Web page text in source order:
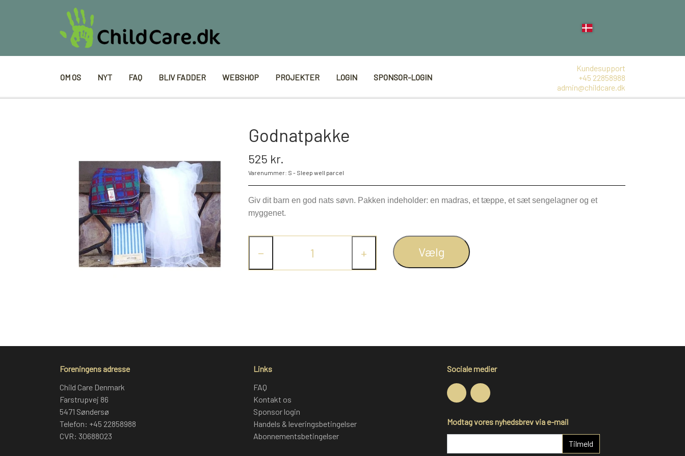
OM OS NYT FAQ BLIV FADDER WEBSHOP PROJEKTER LOGIN SPONSOR-LOGIN
Kundesupport
+45 22858988
admin@childcare.dk
Godnatpakke
525 kr.
Varenummer: S - Sleep well parcel
Giv dit barn en god nats søvn. Pakken indeholder: en madras, et tæppe, et sæt sengelagner og et
myggenet.
− + Vælg
Foreningens adresse
Child Care Denmark
Farstrupvej 86
5471 Søndersø
Telefon: +45 22858988
CVR: 30688023
Links
FAQ
Kontakt os
Sponsor login
Handels & leveringsbetingelser
Abonnementsbetingelser
Sociale medier
Modtag vores nyhedsbrev via e-mail
Tilmeld